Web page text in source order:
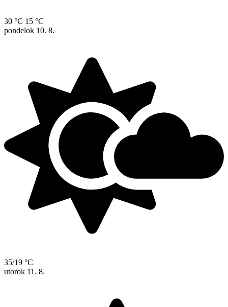
30 °C 15 °C
pondelok 10. 8.
35/19 °C
utorok 11. 8.